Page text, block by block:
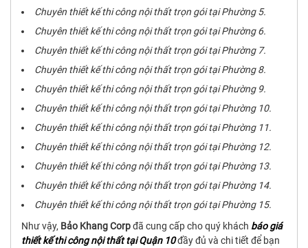
Chuyên thiết kế thi công nội thất trọn gói tại Phường 5.
Chuyên thiết kế thi công nội thất trọn gói tại Phường 6.
Chuyên thiết kế thi công nội thất trọn gói tại Phường 7.
Chuyên thiết kế thi công nội thất trọn gói tại Phường 8.
Chuyên thiết kế thi công nội thất trọn gói tại Phường 9.
Chuyên thiết kế thi công nội thất trọn gói tại Phường 10.
Chuyên thiết kế thi công nội thất trọn gói tại Phường 11.
Chuyên thiết kế thi công nội thất trọn gói tại Phường 12.
Chuyên thiết kế thi công nội thất trọn gói tại Phường 13.
Chuyên thiết kế thi công nội thất trọn gói tại Phường 14.
Chuyên thiết kế thi công nội thất trọn gói tại Phường 15.
Như vậy, Bảo Khang Corpđã cung cấp cho quý khách báo giá
thiết kế thi công nội thất tại Quận 10đầy đủ và chi tiết để bạn